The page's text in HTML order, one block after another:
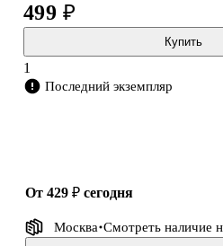
499 ₽
Купить
1
Последний экземпляр
от 429 ₽ сегодня
Москва Смотреть наличие